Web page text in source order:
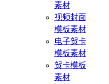
素材
视频封面
模板素材
电子贺卡
模板素材
贺卡模板
素材